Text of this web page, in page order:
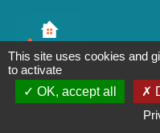
f
This site uses cookies and
to activate
OK, accept all